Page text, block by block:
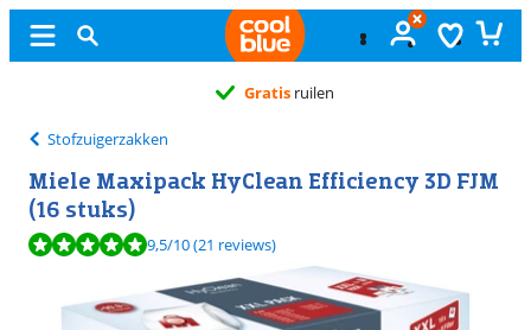
Gratis ruilen
Stofzuigerzakken
Miele Maxipack HyClean Efficiency 3D FJM
(16 stuks)
Beoordeling is 9,5 van de 10, gebaseerd op 21 reviews.
9,5/10(21 reviews)